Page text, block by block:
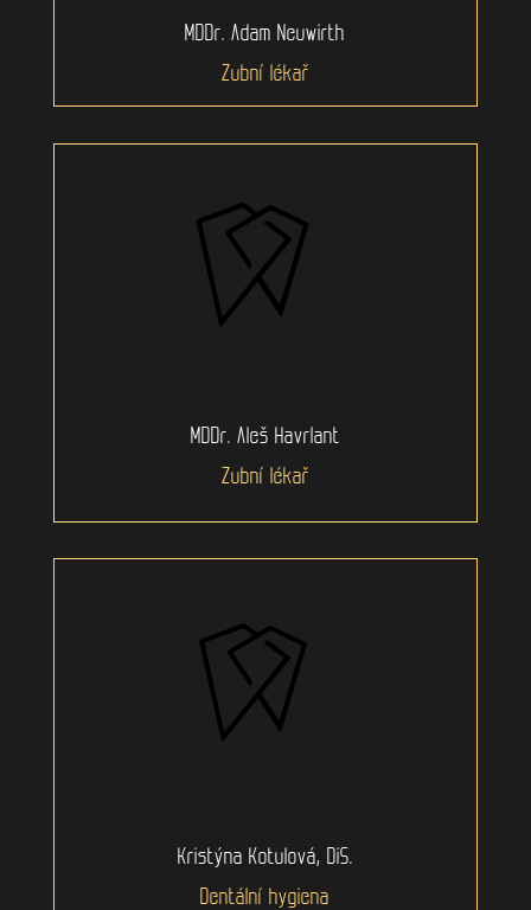
MDDr. Adam Neuwirth
Zubní lékař
MDDr. Aleš Havrlant
Zubní lékař
Kristýna Kotulová, DiS.
Dentální hygiena